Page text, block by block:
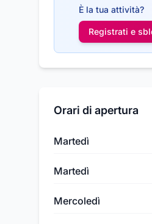
È la tua attività?
Registrati e
Orari di apertura
Martedì
Martedì
Mercoledì